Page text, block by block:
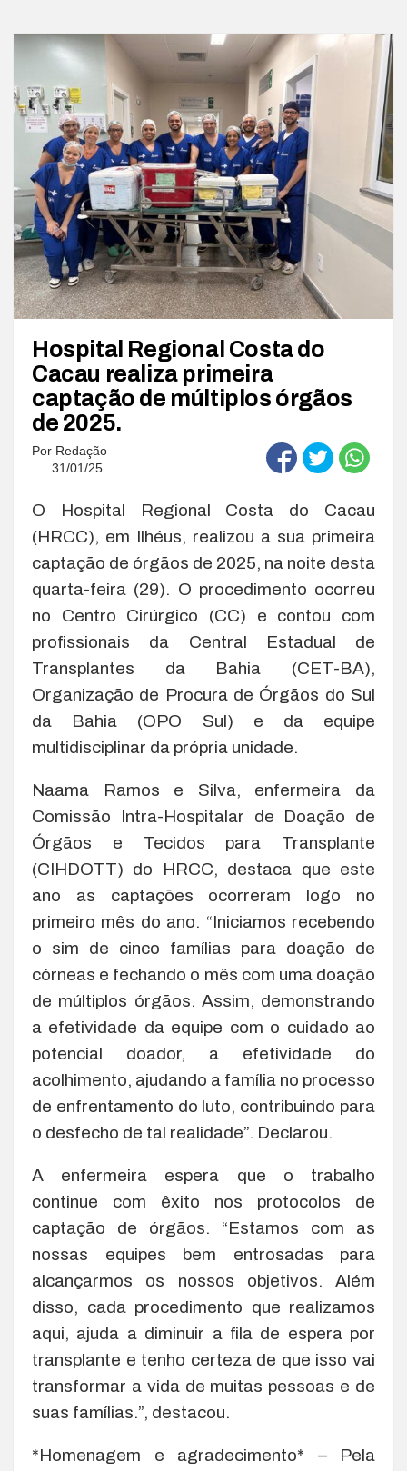
Hospital Regional Costa do
Cacau realiza primeira
captação de múltiplos órgãos
de 2025.
Por Redação
31/01/25
O Hospital Regional Costa do Cacau
(HRCC), em Ilhéus, realizou a sua primeira
captação de órgãos de 2025, na noite desta
quarta-feira (29). O procedimento ocorreu
no Centro Cirúrgico (CC) e contou com
profissionais da Central Estadual de
Transplantes da Bahia (CET-BA),
Organização de Procura de Órgãos do Sul
da Bahia (OPO Sul) e da equipe
multidisciplinar da própria unidade.
Naama Ramos e Silva, enfermeira da
Comissão Intra-Hospitalar de Doação de
Órgãos e Tecidos para Transplante
(CIHDOTT) do HRCC, destaca que este
ano as captações ocorreram logo no
primeiro mês do ano. “Iniciamos recebendo
o sim de cinco famílias para doação de
córneas e fechando o mês com uma doação
de múltiplos órgãos. Assim, demonstrando
a efetividade da equipe com o cuidado ao
potencial doador, a efetividade do
acolhimento, ajudando a família no processo
de enfrentamento do luto, contribuindo para
o desfecho de tal realidade”. Declarou.
A enfermeira espera que o trabalho
continue com êxito nos protocolos de
captação de órgãos. “Estamos com as
nossas equipes bem entrosadas para
alcançarmos os nossos objetivos. Além
disso, cada procedimento que realizamos
aqui, ajuda a diminuir a fila de espera por
transplante e tenho certeza de que isso vai
transformar a vida de muitas pessoas e de
suas famílias.”, destacou.
*Homenagem e agradecimento* – Pela